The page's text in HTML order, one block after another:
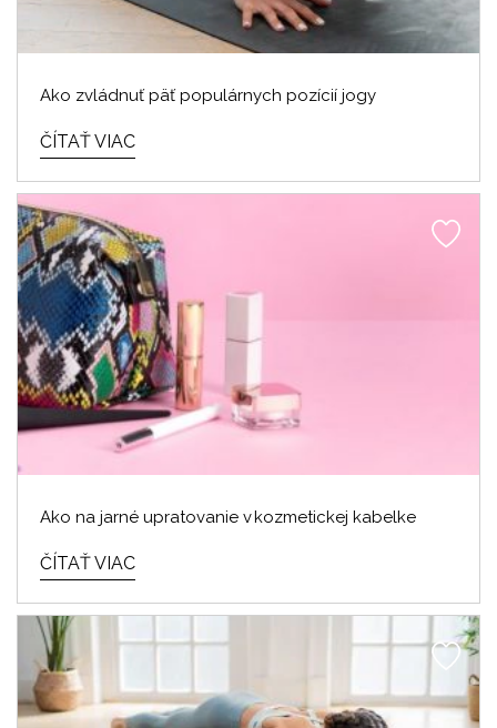
Ako zvládnuť päť populárnych pozícií jogy
ČÍTAŤ VIAC
Ako na jarné upratovanie v kozmetickej kabelke
ČÍTAŤ VIAC